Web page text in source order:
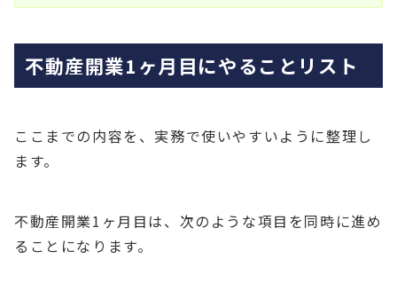
不動産開業1ヶ月目にやることリスト
ここまでの内容を、実務で使いやすいように整理し
ます。
不動産開業1ヶ月目は、次のような項目を同時に進め
ることになります。